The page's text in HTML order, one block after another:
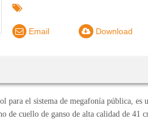
Email Download
para el sistema de megafonía pública, es
cuello de ganso de alta calidad de 41